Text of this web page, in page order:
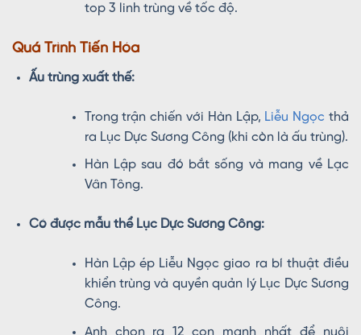
top 3 linh trùng về tốc độ.
Quá Trình Tiến Hóa
Ấu trùng xuất thế:
Trong trận chiến với Hàn Lập, Liễu Ngọc thả
ra Lục Dực Sương Công (khi còn là ấu trùng).
Hàn Lập sau đó bắt sống và mang về Lạc
Vân Tông.
Có được mẫu thể Lục Dực Sương Công:
Hàn Lập ép Liễu Ngọc giao ra bí thuật điều
khiển trùng và quyền quản lý Lục Dực Sương
Công.
Anh chọn ra 12 con mạnh nhất để nuôi